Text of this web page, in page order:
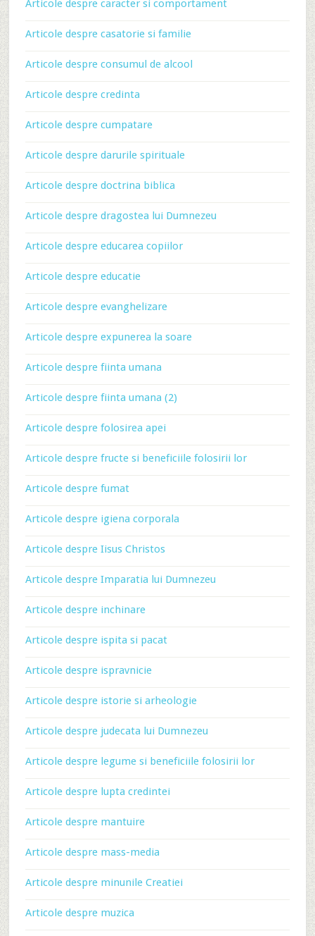
Articole despre caracter si comportament
Articole despre casatorie si familie
Articole despre consumul de alcool
Articole despre credinta
Articole despre cumpatare
Articole despre darurile spirituale
Articole despre doctrina biblica
Articole despre dragostea lui Dumnezeu
Articole despre educarea copiilor
Articole despre educatie
Articole despre evanghelizare
Articole despre expunerea la soare
Articole despre fiinta umana
Articole despre fiinta umana (2)
Articole despre folosirea apei
Articole despre fructe si beneficiile folosirii lor
Articole despre fumat
Articole despre igiena corporala
Articole despre Iisus Christos
Articole despre Imparatia lui Dumnezeu
Articole despre inchinare
Articole despre ispita si pacat
Articole despre ispravnicie
Articole despre istorie si arheologie
Articole despre judecata lui Dumnezeu
Articole despre legume si beneficiile folosirii lor
Articole despre lupta credintei
Articole despre mantuire
Articole despre mass-media
Articole despre minunile Creatiei
Articole despre muzica